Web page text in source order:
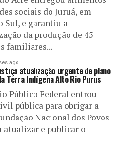
sociais do Juruá, em
Sul, e garantiu a
da produção de 45
familiares...
ago
atualização urgente de plano
Terra Indígena Alto Rio Purus
Público Federal entrou
pública para obrigar a
Nacional dos Povos
atualizar e publicar o